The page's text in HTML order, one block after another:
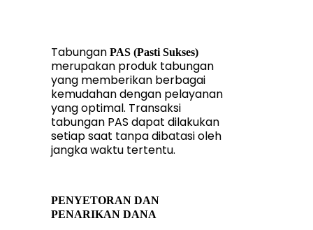
Tabungan PAS (Pasti Sukses)
merupakan produk tabungan
yang memberikan berbagai
kemudahan dengan pelayanan
yang optimal. Transaksi
tabungan PAS dapat dilakukan
setiap saat tanpa dibatasi oleh
jangka waktu tertentu.
PENYETORAN DAN
PENARIKAN DANA